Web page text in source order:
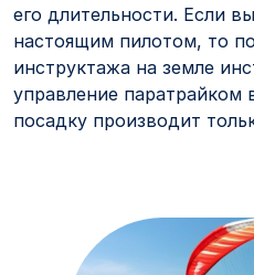
его длительности. Если
настоящим пилотом, то
инструктажа на земле
управление паратрайком
посадку производит